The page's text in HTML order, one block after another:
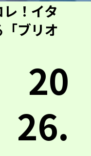
！イタ
ブリオ
20
26.